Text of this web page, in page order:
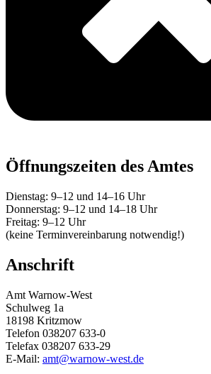
Öffnungszeiten des Amtes
Dienstag: 9–12 und 14–16 Uhr
Donnerstag: 9–12 und 14–18 Uhr
Freitag: 9–12 Uhr
(keine Terminvereinbarung notwendig!)
Anschrift
Amt Warnow-West
Schulweg 1a
18198 Kritzmow
Telefon 038207 633-0
Telefax 038207 633-29
E-Mail: amt@warnow-west.de